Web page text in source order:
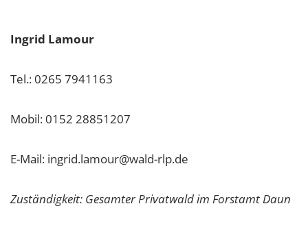
Ingrid Lamour
Tel.: 0265 7941163
Mobil: 0152 28851207
E-Mail: ingrid.lamour@wald-rlp.de
Zuständigkeit: Gesamter Privatwald im Forstamt Daun